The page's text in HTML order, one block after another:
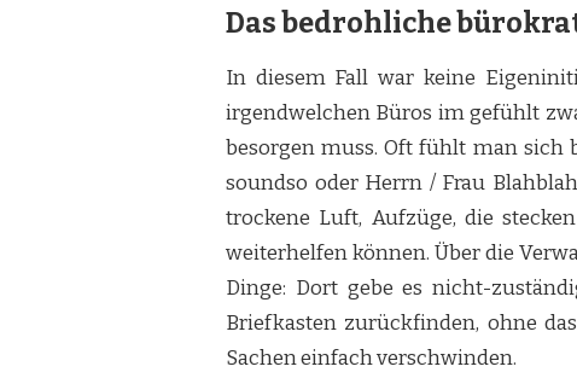
BISSCHEN
Das bedrohliche
In diesem Fall war keine
irgendwelchen Büros im gefühlt
besorgen muss. Oft fühlt man sich
soundso oder Herrn / Frau
trockene Luft, Aufzüge, die
weiterhelfen können. Über die
Dinge: Dort gebe es nicht-
Briefkasten zurückfinden, ohne
Sachen einfach verschwinden.